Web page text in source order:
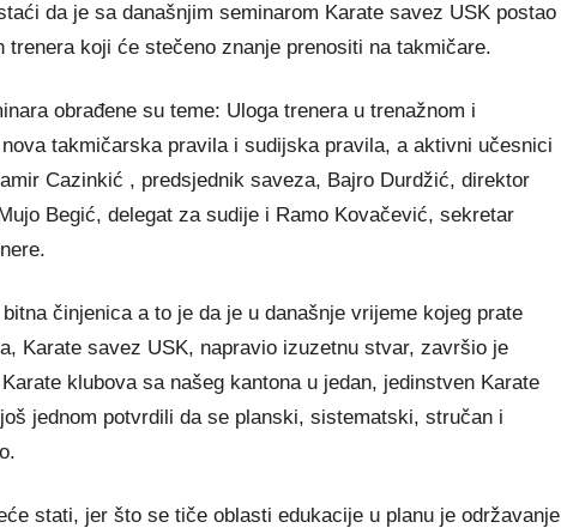
da je sa današnjim seminarom Karate savez USK postao
trenera koji će stečeno znanje prenositi na takmičare.
obrađene su teme: Uloga trenera u trenažnom i
takmičarska pravila i sudijska pravila, a aktivni učesnici
Cazinkić , predsjednik saveza, Bajro Durdžić, direktor
Begić, delegat za sudije i Ramo Kovačević, sekretar
činjenica a to je da je u današnje vrijeme kojeg prate
Karate savez USK, napravio izuzetnu stvar, završio je
klubova sa našeg kantona u jedan, jedinstven Karate
jednom potvrdili da se planski, sistematski, stručan i
stati, jer što se tiče oblasti edukacije u planu je održavanje